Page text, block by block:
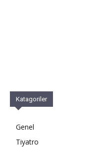
Katagoriler
Genel
Tiyatro